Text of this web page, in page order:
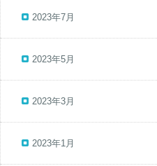
2023年7月
2023年5月
2023年3月
2023年1月